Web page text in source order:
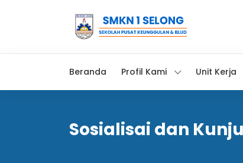
Beranda Profil Kami Unit Kerja
Sosialisai dan